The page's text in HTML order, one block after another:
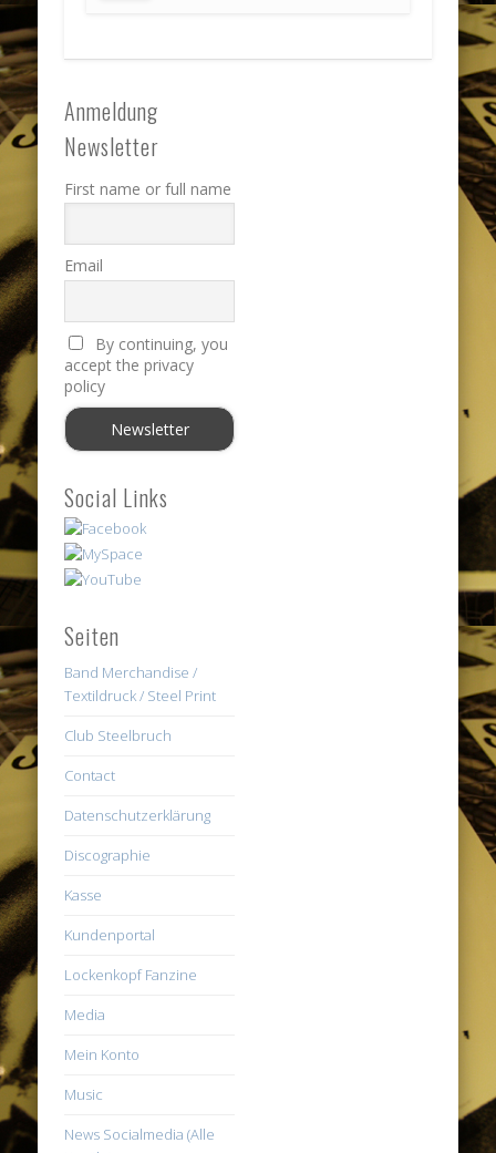
Anmeldung
Newsletter
First name or full name
Email
By continuing, you
accept the privacy
policy
Social Links
Seiten
Band Merchandise /
Textildruck / Steel Print
Club Steelbruch
Contact
Datenschutzerklärung
Discographie
Kasse
Kundenportal
Lockenkopf Fanzine
Media
Mein Konto
Music
News Socialmedia (Alle